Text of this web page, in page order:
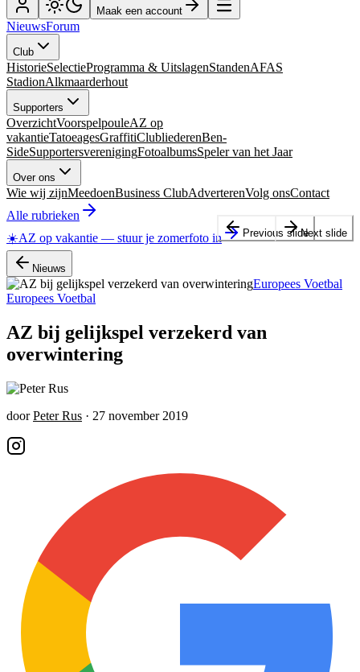
Maak een account
NieuwsForum
Club
HistorieSelectieProgramma & UitslagenStandenAFAS
StadionAlkmaarderhout
Supporters
OverzichtVoorspelpouleAZ op
vakantieTatoeagesGraffitiClubliederenBen-
SideSupportersverenigingFotoalbumsSpeler van het Jaar
Over ons
Wie wij zijnMeedoenBusiness ClubAdverterenVolg onsContact
Alle rubrieken
☀️AZ op vakantie — stuur je zomerfoto in
Nieuws
Europees Voetbal
Europees Voetbal
AZ bij gelijkspel verzekerd van
overwintering
door Peter Rus · 27 november 2019
Previous slideNext slide